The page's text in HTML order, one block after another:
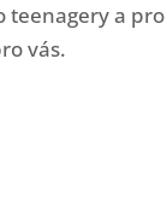
teenagery a
vás.